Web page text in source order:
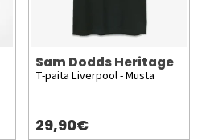
Sam Dodds Heritage
T-paita Liverpool - Musta
29,90€